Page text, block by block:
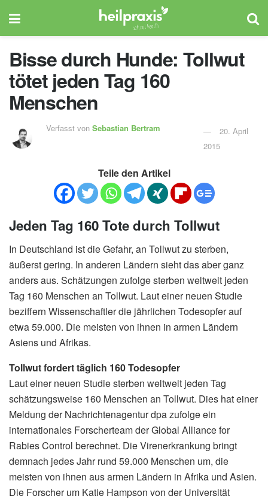
Bisse durch Hunde: Tollwut
tötet jeden Tag 160
Menschen
Verfasst vonSebastian Bertram
20. April
2015
Teile den Artikel
Jeden Tag 160 Tote durch Tollwut
In Deutschland ist die Gefahr, an Tollwut zu sterben,
äußerst gering. In anderen Ländern sieht das aber ganz
anders aus. Schätzungen zufolge sterben weltweit jeden
Tag 160 Menschen an Tollwut. Laut einer neuen Studie
beziffern Wissenschaftler die jährlichen Todesopfer auf
etwa 59.000. Die meisten von ihnen in armen Ländern
Asiens und Afrikas.
Tollwut fordert täglich 160 Todesopfer
Laut einer neuen Studie sterben weltweit jeden Tag
schätzungsweise 160 Menschen an Tollwut. Dies hat einer
Meldung der Nachrichtenagentur dpa zufolge ein
internationales Forscherteam der Global Alliance for
Rabies Control berechnet. Die Virenerkrankung bringt
demnach jedes Jahr rund 59.000 Menschen um, die
meisten von ihnen aus armen Ländern in Afrika und Asien.
Die Forscher um Katie Hampson von der Universität